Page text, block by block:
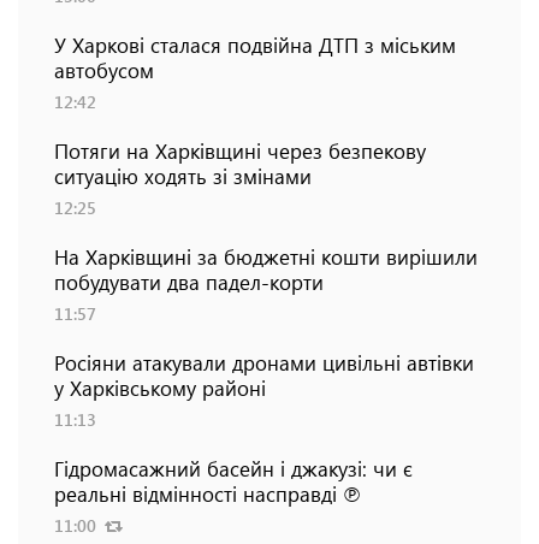
У Харкові сталася подвійна ДТП з міським
автобусом
12:42
Потяги на Харківщині через безпекову
ситуацію ходять зі змінами
12:25
На Харківщині за бюджетні кошти вирішили
побудувати два падел-корти
11:57
Росіяни атакували дронами цивільні автівки
у Харківському районі
11:13
Гідромасажний басейн і джакузі: чи є
реальні відмінності насправді ℗
11:00